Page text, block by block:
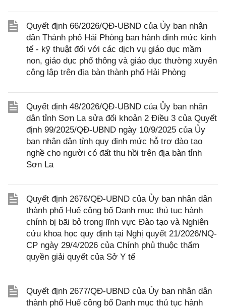
Quyết định 66/2026/QĐ-UBND của Ủy ban nhân
dân Thành phố Hải Phòng ban hành định mức kinh
tế - kỹ thuật đối với các dịch vụ giáo dục mầm
non, giáo dục phổ thông và giáo dục thường xuyên
công lập trên địa bàn thành phố Hải Phòng
Quyết định 48/2026/QĐ-UBND của Ủy ban nhân
dân tỉnh Sơn La sửa đổi khoản 2 Điều 3 của Quyết
định 99/2025/QĐ-UBND ngày 10/9/2025 của Ủy
ban nhân dân tỉnh quy định mức hỗ trợ đào tạo
nghề cho người có đất thu hồi trên địa bàn tỉnh
Sơn La
Quyết định 2676/QĐ-UBND của Ủy ban nhân dân
thành phố Huế công bố Danh mục thủ tục hành
chính bị bãi bỏ trong lĩnh vực Đào tạo và Nghiên
cứu khoa học quy định tại Nghị quyết 21/2026/NQ-
CP ngày 29/4/2026 của Chính phủ thuộc thẩm
quyền giải quyết của Sở Y tế
Quyết định 2677/QĐ-UBND của Ủy ban nhân dân
thành phố Huế công bố Danh mục thủ tục hành